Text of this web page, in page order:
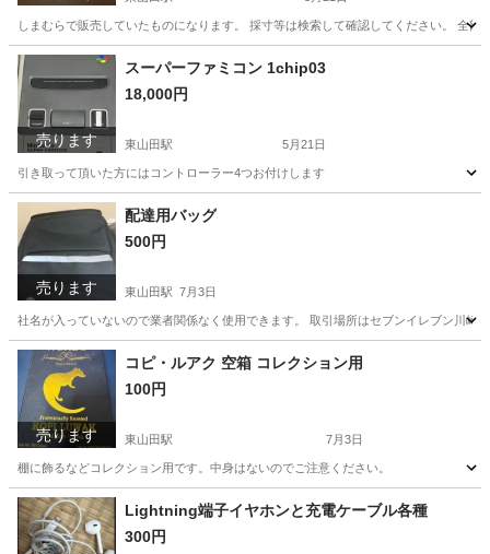
しまむらで販売していたものになります。 採寸等は検索して確認してください。 全
神奈川 川崎市 東山田駅
売ります
スーパーファミコン 1chip03
18,000円
東山田駅 5月21日
引き取って頂いた方にはコントローラー4つお付けします
神奈川 川崎市 東山田駅
売ります
配達用バッグ
500円
東山田駅 7月3日
社名が入っていないので業者関係なく使用できます。 取引場所はセブンイレブン川崎
神奈川 川崎市 東山田駅 バッグ 業者
売ります
コピ・ルアク 空箱 コレクション用
100円
東山田駅 7月3日
棚に飾るなどコレクション用です。中身はないのでご注意ください。
神奈川 川崎市 その他 空箱
Lightning端子イヤホンと充電ケーブル各種
300円